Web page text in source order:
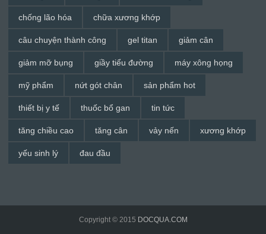
chống lão hóa chữa xương khớp
câu chuyện thành công gel titan giảm cân
giảm mỡ bụng giầy tiểu đường máy xông họng
mỹ phẩm nứt gót chân sản phẩm hot
thiết bị y tế thuốc bổ gan tin tức
tăng chiều cao tăng cân vảy nến xương khớp
yếu sinh lý đau đầu
Copyright © 2015 DOCQUA.COM